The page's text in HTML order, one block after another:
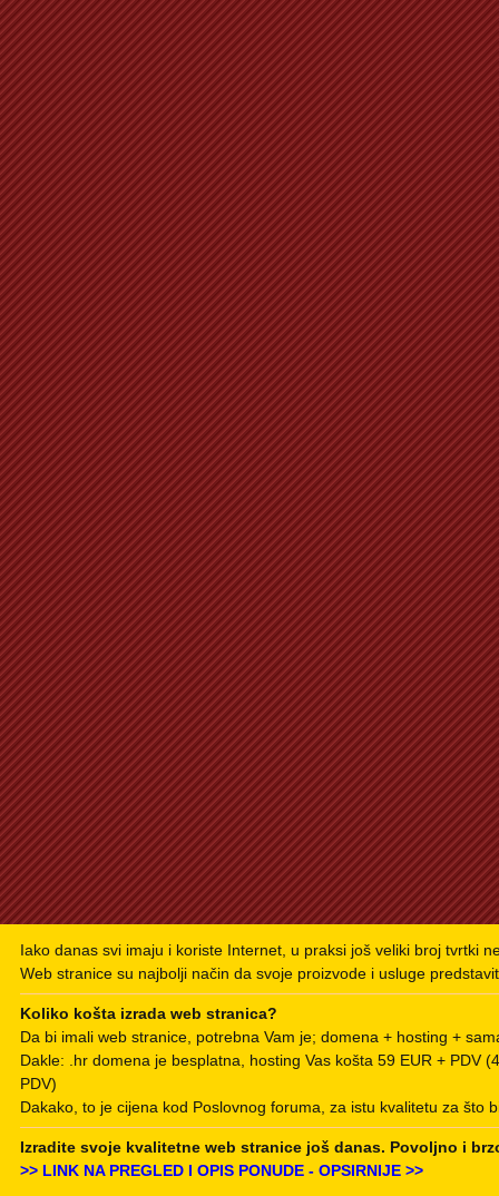
Iako danas svi imaju i koriste Internet, u praksi još veliki broj tvrtki
Web stranice su najbolji način da svoje proizvode i usluge
Koliko košta izrada web stranica?
Da bi imali web stranice, potrebna Vam je; domena + hosting +
Dakle: .hr domena je besplatna, hosting Vas košta 59 EUR + PDV
PDV)
Dakako, to je cijena kod Poslovnog foruma, za istu kvalitetu za što
Izradite svoje kvalitetne web stranice još danas. Povoljno i
>> LINK NA PREGLED I OPIS PONUDE - OPSIRNIJE >>